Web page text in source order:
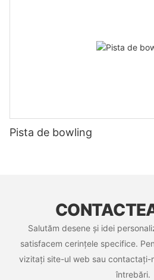
Pista de bowling
Salutăm desene și idei
satisfacem cerințele specifice.
vizitați site-ul web sau contactați-
întrebări.